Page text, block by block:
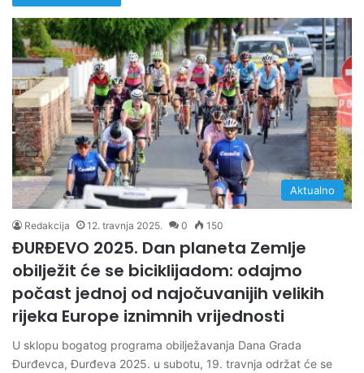
Aktualno
Redakcija 12. travnja 2025. 0 150
ĐURĐEVO 2025. Dan planeta Zemlje
obilježit će se biciklijadom: odajmo
počast jednoj od najočuvanijih velikih
rijeka Europe iznimnih vrijednosti
U sklopu bogatog programa obilježavanja Dana Grada
Đurđevca, Đurđeva 2025. u subotu, 19. travnja održat će se